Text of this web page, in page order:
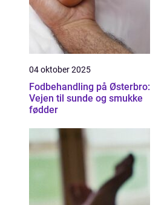
04 oktober 2025
Fodbehandling på Østerbro:
Vejen til sunde og smukke
fødder